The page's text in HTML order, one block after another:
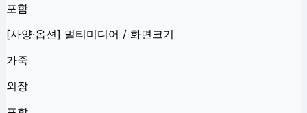
포함
[사양·옵션] 멀티미디어 / 화면크기
가죽
외장